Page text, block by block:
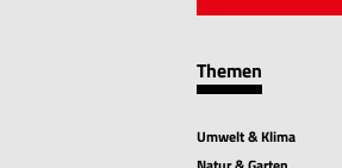
Themen
Umwelt & Klima